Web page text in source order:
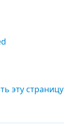
эту страницу